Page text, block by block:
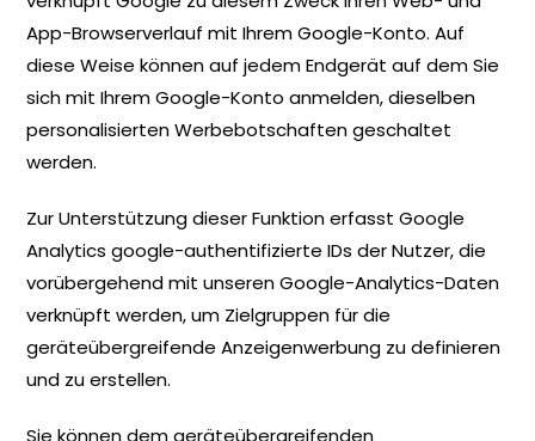
App-Browserverlauf mit Ihrem Google-Konto. Auf
diese Weise können auf jedem Endgerät auf dem Sie
sich mit Ihrem Google-Konto anmelden, dieselben
personalisierten Werbebotschaften geschaltet
werden.
Zur Unterstützung dieser Funktion erfasst Google
Analytics google-authentifizierte IDs der Nutzer, die
vorübergehend mit unseren Google-Analytics-Daten
verknüpft werden, um Zielgruppen für die
geräteübergreifende Anzeigenwerbung zu definieren
und zu erstellen.
Sie können dem geräteübergreifenden